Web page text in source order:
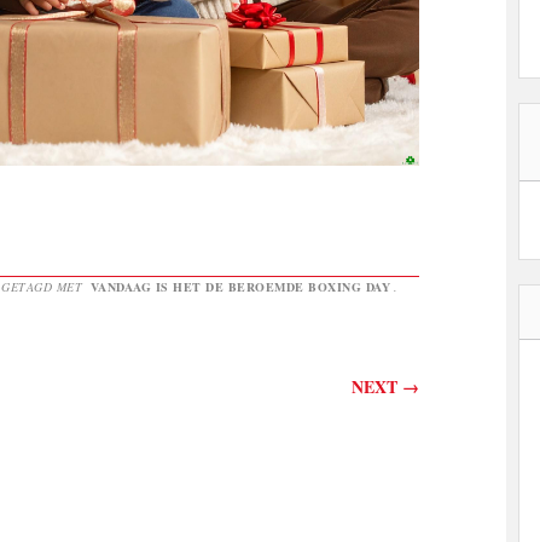
MET VANDAAG IS HET DE BEROEMDE BOXING DAY .
NEXT →